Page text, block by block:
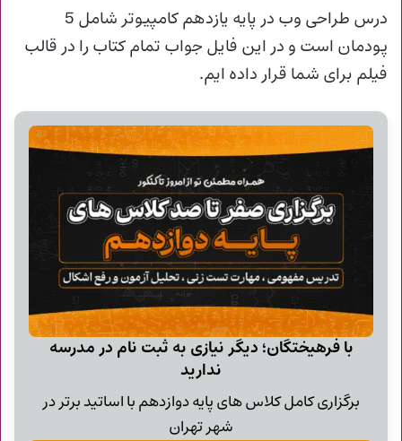
درس طراحی وب در پایه یازدهم کامپیوتر شامل 5
پودمان است و در این فایل جواب تمام کتاب را در قالب
فیلم برای شما قرار داده ایم.
با فرهیختگان؛ دیگر نیازی به ثبت نام در مدرسه
ندارید
برگزاری کامل کلاس های پایه دوازدهم با اساتید برتر در
شهر تهران